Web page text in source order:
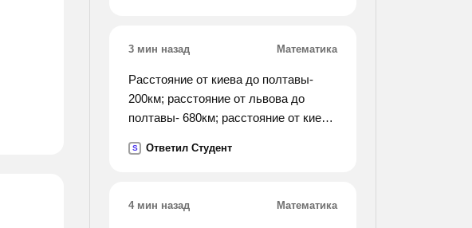
3 мин назад Математика
Расстояние от киева до полтавы-
200км; расстояние от львова до
полтавы- 680км; расстояние от киева
расстояние от киева до львова и от
S Ответил Студент
4 мин назад Математика